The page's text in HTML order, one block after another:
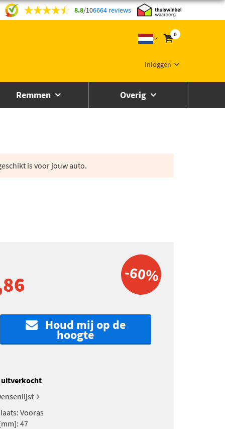
8.8/106664 reviews
0
Inloggen
Remmen Overig
is voor jouw auto.
-60%
Houd mij op de
hoogte
Vooras
47